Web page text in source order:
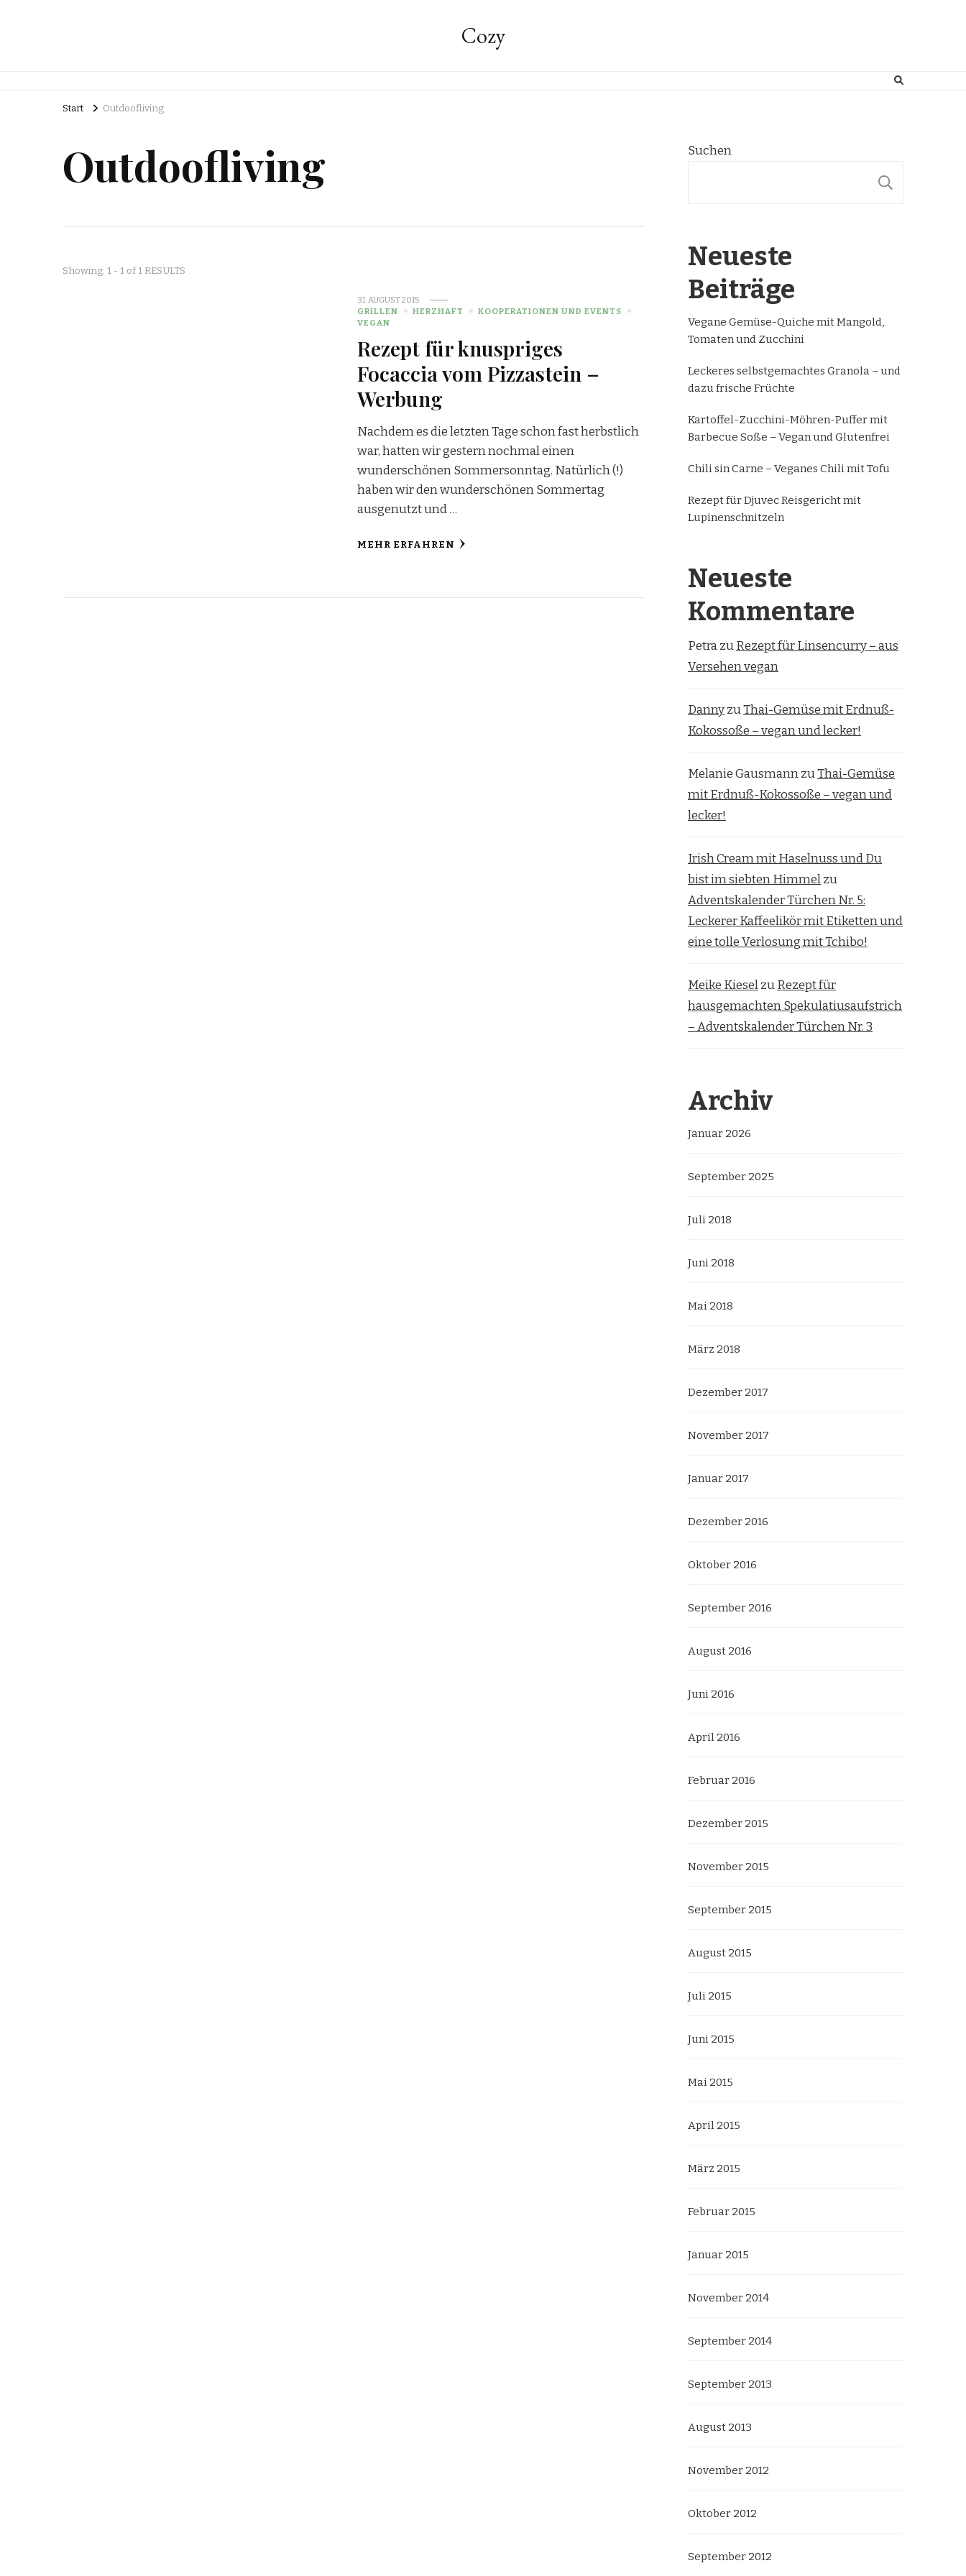
Cozy
Start Outdoofliving
Outdoofliving
Showing: 1 - 1 of 1 RESULTS
31. AUGUST 2015
GRILLEN
HERZHAFT
KOOPERATIONEN UND EVENTS
VEGAN
Rezept für knuspriges
Focaccia vom Pizzastein –
Werbung
Nachdem es die letzten Tage schon fast herbstlich
war, hatten wir gestern nochmal einen
wunderschönen Sommersonntag. Natürlich (!)
haben wir den wunderschönen Sommertag
ausgenutzt und …
MEHR ERFAHREN
Suchen
Neueste
Beiträge
Vegane Gemüse-Quiche mit Mangold,
Tomaten und Zucchini
Leckeres selbstgemachtes Granola – und
dazu frische Früchte
Kartoffel-Zucchini-Möhren-Puffer mit
Barbecue Soße – Vegan und Glutenfrei
Chili sin Carne – Veganes Chili mit Tofu
Rezept für Djuvec Reisgericht mit
Lupinenschnitzeln
Neueste
Kommentare
PetrazuRezept für Linsencurry – aus
Versehen vegan
DannyzuThai-Gemüse mit Erdnuß-
Kokossoße – vegan und lecker!
Melanie GausmannzuThai-Gemüse
mit Erdnuß-Kokossoße – vegan und
lecker!
Irish Cream mit Haselnuss und Du
bist im siebten Himmelzu
Adventskalender Türchen Nr. 5:
Leckerer Kaffeelikör mit Etiketten und
eine tolle Verlosung mit Tchibo!
Meike KieselzuRezept für
hausgemachten Spekulatiusaufstrich
– Adventskalender Türchen Nr. 3
Archiv
Januar 2026
September 2025
Juli 2018
Juni 2018
Mai 2018
März 2018
Dezember 2017
November 2017
Januar 2017
Dezember 2016
Oktober 2016
September 2016
August 2016
Juni 2016
April 2016
Februar 2016
Dezember 2015
November 2015
September 2015
August 2015
Juli 2015
Juni 2015
Mai 2015
April 2015
März 2015
Februar 2015
Januar 2015
November 2014
September 2014
September 2013
August 2013
November 2012
Oktober 2012
September 2012